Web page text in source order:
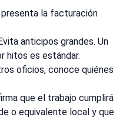
la facturación
anticipos grandes. Un
hitos es estándar.
oficios, conoce quiénes
que el trabajo cumplirá
o equivalente local y que